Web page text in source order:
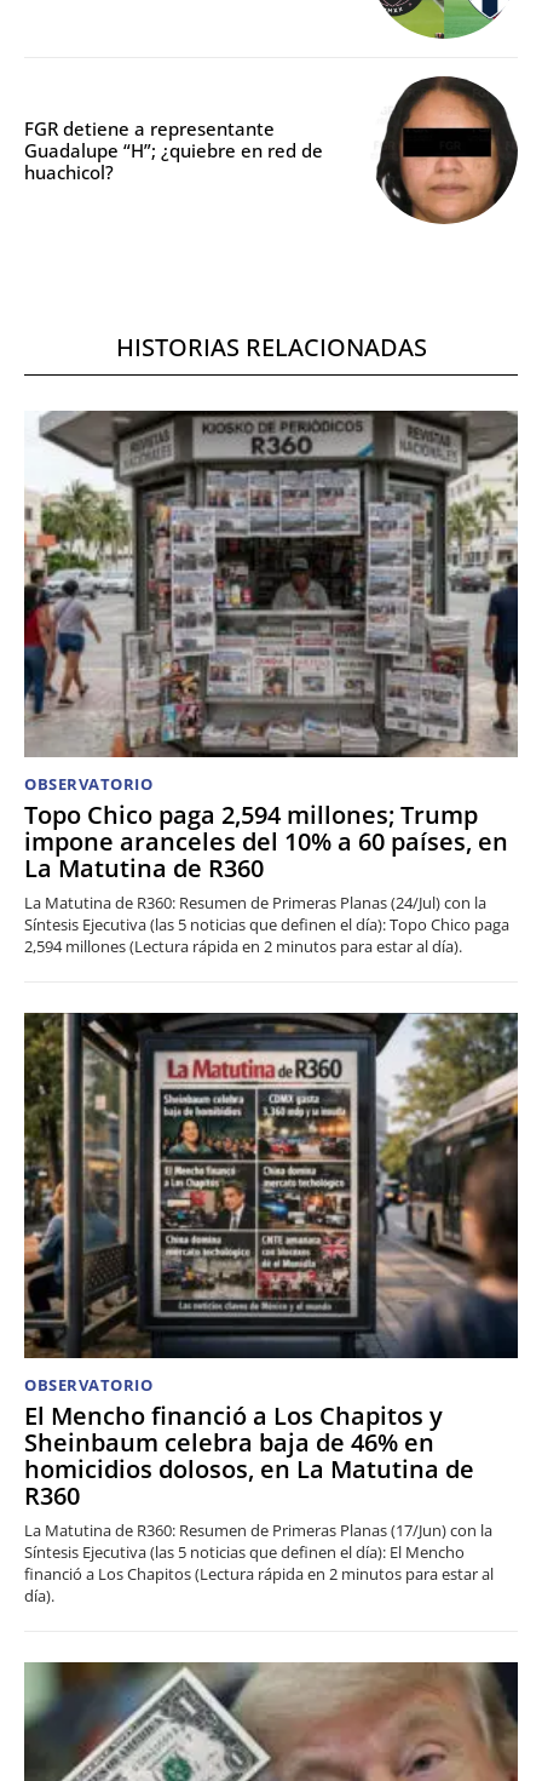
FGR detiene a representante
Guadalupe “H”; ¿quiebre en red de
huachicol?
HISTORIAS RELACIONADAS
OBSERVATORIO
Topo Chico paga 2,594 millones; Trump
impone aranceles del 10% a 60 países, en
La Matutina de R360
La Matutina de R360: Resumen de Primeras Planas (24/Jul) con la
Síntesis Ejecutiva (las 5 noticias que definen el día): Topo Chico paga
2,594 millones (Lectura rápida en 2 minutos para estar al día).
OBSERVATORIO
El Mencho financió a Los Chapitos y
Sheinbaum celebra baja de 46% en
homicidios dolosos, en La Matutina de
R360
La Matutina de R360: Resumen de Primeras Planas (17/Jun) con la
Síntesis Ejecutiva (las 5 noticias que definen el día): El Mencho
financió a Los Chapitos (Lectura rápida en 2 minutos para estar al
día).